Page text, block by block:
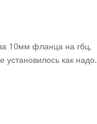
10мм фланца на гбц,
установилось как надо.